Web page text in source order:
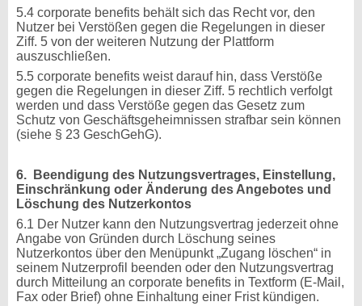
5.4 corporate benefits behält sich das Recht vor, den
Nutzer bei Verstößen gegen die Regelungen in dieser
Ziff. 5 von der weiteren Nutzung der Plattform
auszuschließen.
5.5 corporate benefits weist darauf hin, dass Verstöße
gegen die Regelungen in dieser Ziff. 5 rechtlich verfolgt
werden und dass Verstöße gegen das Gesetz zum
Schutz von Geschäftsgeheimnissen strafbar sein können
(siehe § 23 GeschGehG).
6. Beendigung des Nutzungsvertrages, Einstellung,
Einschränkung oder Änderung des Angebotes und
Löschung des Nutzerkontos
6.1 Der Nutzer kann den Nutzungsvertrag jederzeit ohne
Angabe von Gründen durch Löschung seines
Nutzerkontos über den Menüpunkt „Zugang löschen“ in
seinem Nutzerprofil beenden oder den Nutzungsvertrag
durch Mitteilung an corporate benefits in Textform (E-Mail,
Fax oder Brief) ohne Einhaltung einer Frist kündigen.